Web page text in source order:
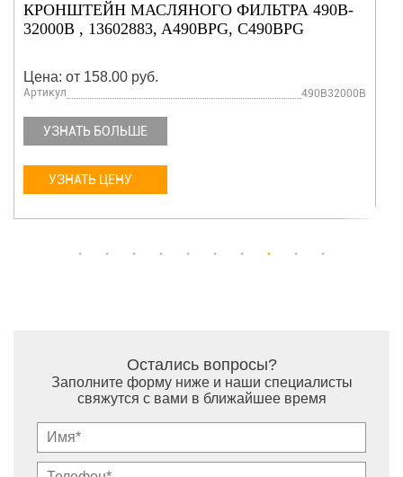
КРОНШТЕЙН МАСЛЯНОГО ФИЛЬТРА 490B-
32000B , 13602883, A490BPG, C490BPG
Цена: от 158.00 руб.
Артикул 490B32000B
УЗНАТЬ БОЛЬШЕ
УЗНАТЬ ЦЕНУ
Остались вопросы?
Заполните форму ниже и наши специалисты
свяжутся с вами в ближайшее время